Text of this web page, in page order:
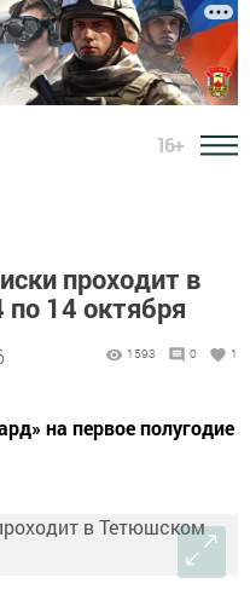
16+
проходит в
14 октября
1593 0 1
на первое полугодие